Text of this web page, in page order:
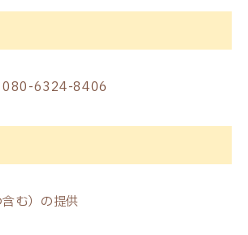
080-6324-8406
む）の提供